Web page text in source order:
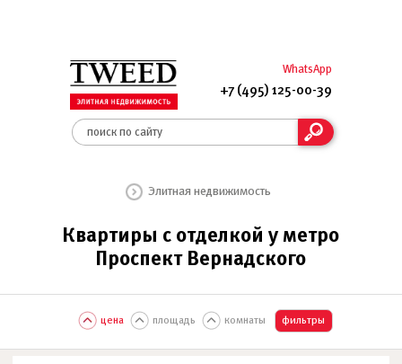
WhatsApp
+7 (495) 125-00-39
Элитная недвижимость
Квартиры с отделкой у метро
Проспект Вернадского
цена площадь комнаты фильтры